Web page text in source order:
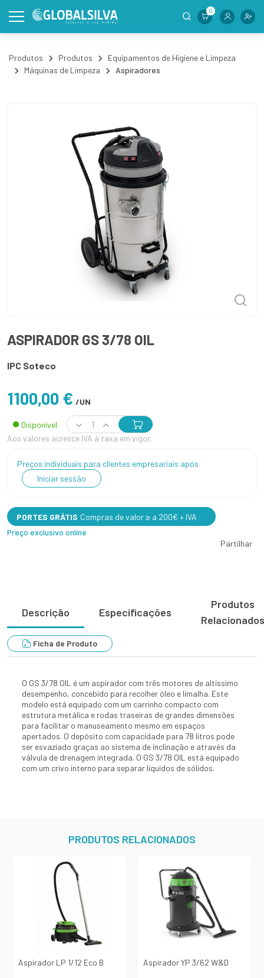
0
Produtos Produtos
Equipamentos de Higiene e Limpeza
Máquinas de Limpeza
Aspiradores
ASPIRADOR GS 3/78 OIL
IPC Soteco
1100,00 € /UN
Disponível
Aos valores acresce IVA à taxa em vigor.
Preços individuais para clientes empresariais após
Iniciar sessão
PORTES GRÁTIS Compras de valor ≥ a 200€ + IVA
Preço exclusivo online
Partilhar
Descrição Especificações
Produtos
Relacionados
Ficha de Produto
O GS 3/78 OIL é um aspirador com três motores de altíssimo
desempenho, concebido para recolher óleo e limalha. Este
modelo está equipado com um carrinho compacto com
estrutura metálica e rodas traseiras de grandes dimensões
para facilitar o manuseamento mesmo em espaços
apertados. O depósito com capacidade para 78 litros pode
ser esvaziado graças ao sistema de inclinação e através da
válvula de drenagem integrada. O GS 3/78 OIL está equipado
com um crivo interno para separar líquidos de sólidos.
PRODUTOS RELACIONADOS
Aspirador LP 1/12 Eco B Aspirador YP 3/62 W&D